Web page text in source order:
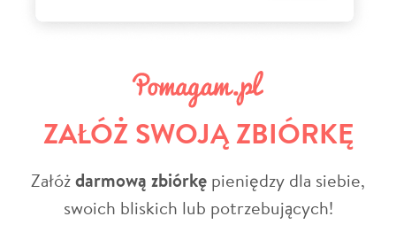
ZAŁÓŻ SWOJĄ ZBIÓRKĘ
Załóżdarmową zbiórkę pieniędzy dla siebie,
swoich bliskich lub potrzebujących!